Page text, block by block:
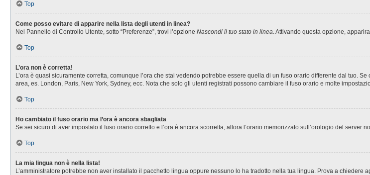
Top
Come posso evitare di apparire nella lista degli utenti in linea?
Nel Pannello di Controllo Utente, sotto “Preferenze”, trovi l’opzione Nascondi il tuo stato in linea. Attivando questa opzione,
Top
L’ora non è corretta!
L’ora è quasi sicuramente corretta, comunque l’ora che stai vedendo potrebbe essere quella di un fuso orario differente dal tuo.
area, es. London, Paris, New York, Sydney, ecc. Nota che solo gli utenti registrati possono cambiare il fuso orario e molte
Top
Ho cambiato il fuso orario ma l’ora è ancora sbagliata
Se sei sicuro di aver impostato il fuso orario corretto e l’ora è ancora scorretta, allora l’orario memorizzato sull’orologio del server
Top
La mia lingua non è nella lista!
L’amministratore potrebbe non aver installato il pacchetto lingua oppure nessuno lo ha tradotto nella tua lingua. Prova a